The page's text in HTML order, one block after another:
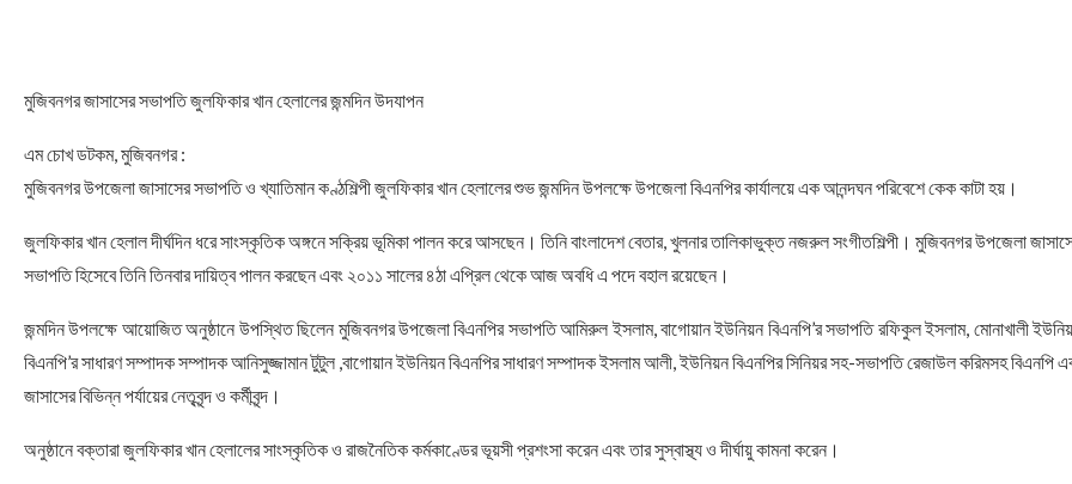
মুজিবনগর জাসাসের সভাপতি জুলফিকার খান হেলালের জন্মদিন উদযাপন
এম চোখ ডটকম, মুজিবনগর :
মুজিবনগর উপজেলা জাসাসের সভাপতি ও খ্যাতিমান কণ্ঠশিল্পী জুলফিকার খান হেলালের শুভ জন্মদিন উপলক্ষে উপজেলা বিএনপির কার্যালয়ে এক আনন্দঘন পরিবেশে কেক কাটা হয়।
জুলফিকার খান হেলাল দীর্ঘদিন ধরে সাংস্কৃতিক অঙ্গনে সক্রিয় ভূমিকা পালন করে আসছেন। তিনি বাংলাদেশ বেতার, খুলনার তালিকাভুক্ত নজরুল সংগীতশিল্পী। মুজিবনগর উপজেলা
সভাপতি হিসেবে তিনি তিনবার দায়িত্ব পালন করছেন এবং ২০১১ সালের ৪ঠা এপ্রিল থেকে আজ অবধি এ পদে বহাল রয়েছেন।
জন্মদিন উপলক্ষে আয়োজিত অনুষ্ঠানে উপস্থিত ছিলেন মুজিবনগর উপজেলা বিএনপির সভাপতি আমিরুল ইসলাম, বাগোয়ান ইউনিয়ন বিএনপি’র সভাপতি রফিকুল ইসলাম, মোনাখালী
বিএনপি’র সাধারণ সম্পাদক সম্পাদক আনিসুজ্জামান টুটুল ,বাগোয়ান ইউনিয়ন বিএনপির সাধারণ সম্পাদক ইসলাম আলী, ইউনিয়ন বিএনপির সিনিয়র সহ-সভাপতি রেজাউল করিমসহ বিএনপি
জাসাসের বিভিন্ন পর্যায়ের নেতৃবৃন্দ ও কর্মীবৃন্দ।
অনুষ্ঠানে বক্তারা জুলফিকার খান হেলালের সাংস্কৃতিক ও রাজনৈতিক কর্মকাণ্ডের ভূয়সী প্রশংসা করেন এবং তার সুস্বাস্থ্য ও দীর্ঘায়ু কামনা করেন।